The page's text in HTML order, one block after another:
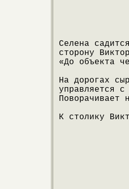
Селена
сторону
«До объекта
На дорогах
управляется
Поворачивает
К столику